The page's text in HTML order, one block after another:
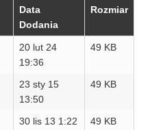
Data
Dodania
Rozmiar
20 lut 24
19:36
49 KB
23 sty 15
13:50
49 KB
30 lis 13 1:22 49 KB